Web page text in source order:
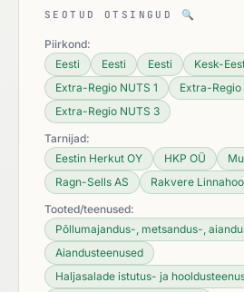
SEOTUD OTSINGUD 🔍
Piirkond:
Eesti
Eesti Eesti Kesk-
Extra-Regio NUTS 1
Extra-Regio
Extra-Regio NUTS 3
Tarnijad:
Eestin Herkut OY
HKP OÜ
Ragn-Sells AS
Rakvere
Tooted/teenused:
Põllumajandus-, metsandus-,
Aiandusteenused
Haljasalade istutus- ja